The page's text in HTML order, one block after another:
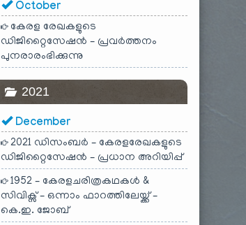
October
കേരള രേഖകളുടെ
ഡിജിറ്റൈസേഷൻ – പ്രവർത്തനം
പുനരാരംഭിക്കുന്നു
2021
December
2021 ഡിസംബർ – കേരളരേഖകളുടെ
ഡിജിറ്റൈസേഷൻ – പ്രധാന അറിയിപ്പ്
1952 – കേരളചരിത്രകഥകൾ &
സിവിക്സ് – ഒന്നാം ഫാറത്തിലേയ്ക്ക് –
കെ.ഇ. ജോബ്